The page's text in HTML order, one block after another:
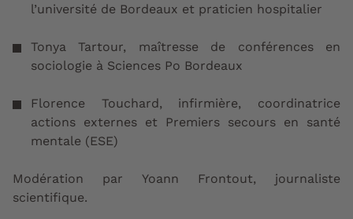
l’université de Bordeaux et praticien hospitalier
Tonya Tartour, maîtresse de conférences en
sociologie à Sciences Po Bordeaux
Florence Touchard, infirmière, coordinatrice
actions externes et Premiers secours en santé
mentale (ESE)
Modération par Yoann Frontout, journaliste
scientifique.